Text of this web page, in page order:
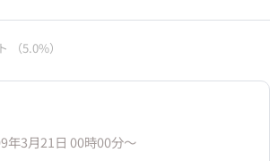
（5.0%）
年3月21日 00時00分〜